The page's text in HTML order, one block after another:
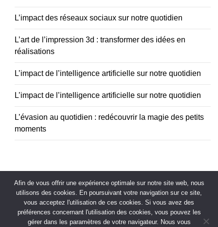
L’impact des réseaux sociaux sur notre quotidien
L’art de l’impression 3d : transformer des idées en
réalisations
L’impact de l’intelligence artificielle sur notre quotidien
L’impact de l’intelligence artificielle sur notre quotidien
L’évasion au quotidien : redécouvrir la magie des petits
moments
Afin de vous offrir une expérience optimale sur notre site web, nous
utilisons des cookies. En poursuivant votre navigation sur ce site,
vous acceptez l'utilisation de ces cookies. Si vous avez des
préférences concernant l'utilisation des cookies, vous pouvez les
gérer dans les paramètres de votre navigateur. Nous vous